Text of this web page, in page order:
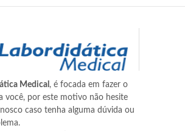
Medical , é focada em fazer o
você, por este motivo não hesite
caso tenha alguma dúvida ou